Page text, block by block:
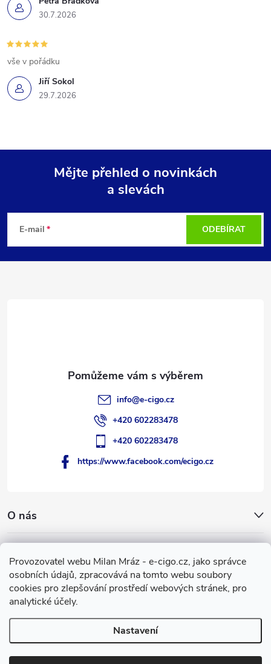
Provozovatel webu Milan Mráz - e-cigo.cz, jako správce
osobních údajů, zpracovává na tomto webu soubory
cookies pro zlepšování prostředí webových stránek, pro
analytické účely.
Nastavení
30.7.2026
Jiří Sokol
29.7.2026
vše v pořádku
p
Mějte přehled o novinkách
a slevách
E-mail ODEBÍRAT
O nás
Facebook
info@e-cigo.cz
+420 602283478
+420 602283478
https://www.facebook.com/ecigo.cz
Copyright 2007-2026e-cigo.cz. Všechna práva vyhrazena.